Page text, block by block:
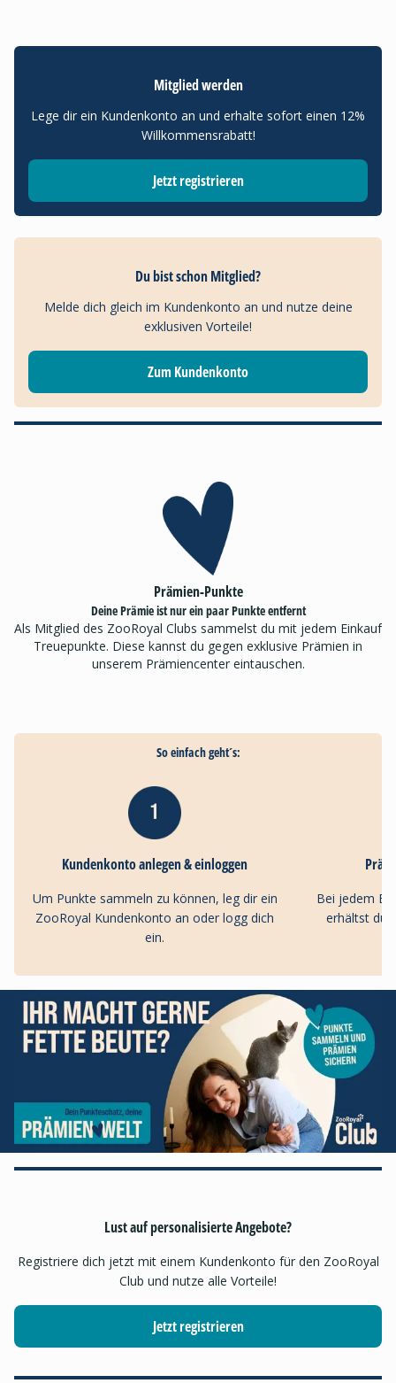
Mitglied werden
Lege dir ein Kundenkonto an und erhalte sofort einen 12%
Willkommensrabatt!
Jetzt registrieren
Du bist schon Mitglied?
Melde dich gleich im Kundenkonto an und nutze deine
exklusiven Vorteile!
Zum Kundenkonto
Prämien-Punkte
Deine Prämie ist nur ein paar Punkte entfernt
Als Mitglied des ZooRoyal Clubs sammelst du mit jedem Einkauf
Treuepunkte. Diese kannst du gegen exklusive Prämien in
unserem Prämiencenter eintauschen.
So einfach geht´s:
Kundenkonto anlegen & einloggen
Um Punkte sammeln zu können, leg dir ein
ZooRoyal Kundenkonto an oder logg dich
ein.
Bei jedem
erhältst du
Lust auf personalisierte Angebote?
Registriere dich jetzt mit einem Kundenkonto für den ZooRoyal
Club und nutze alle Vorteile!
Jetzt registrieren